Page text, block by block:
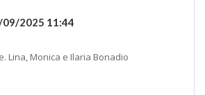
09/2025 11:44
Lina, Monica e Ilaria Bonadio